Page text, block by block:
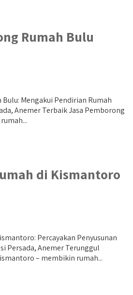
Rumah Bulu
Mengakui Pendirian Rumah
Anemer Terbaik Jasa Pemborong
di Kismantoro
Percayakan Penyusunan
Persada, Anemer Terunggul
– membikin rumah...